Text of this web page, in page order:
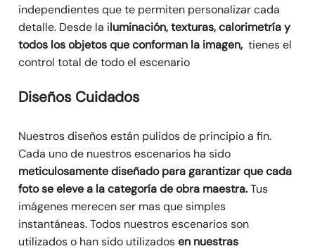
independientes que te permiten personalizar cada
detalle. Desde la iluminación, texturas, calorimetría y
todos los objetos que conforman la imagen, tienes el
control total de todo el escenario
Diseños Cuidados
Nuestros diseños están pulidos de principio a fin.
Cada uno de nuestros escenarios ha sido
meticulosamente diseñado para garantizar que cada
foto se eleve a la categoría de obra maestra.Tus
imágenes merecen ser mas que simples
instantáneas. Todos nuestros escenarios son
utilizados o han sido utilizadosen nuestras